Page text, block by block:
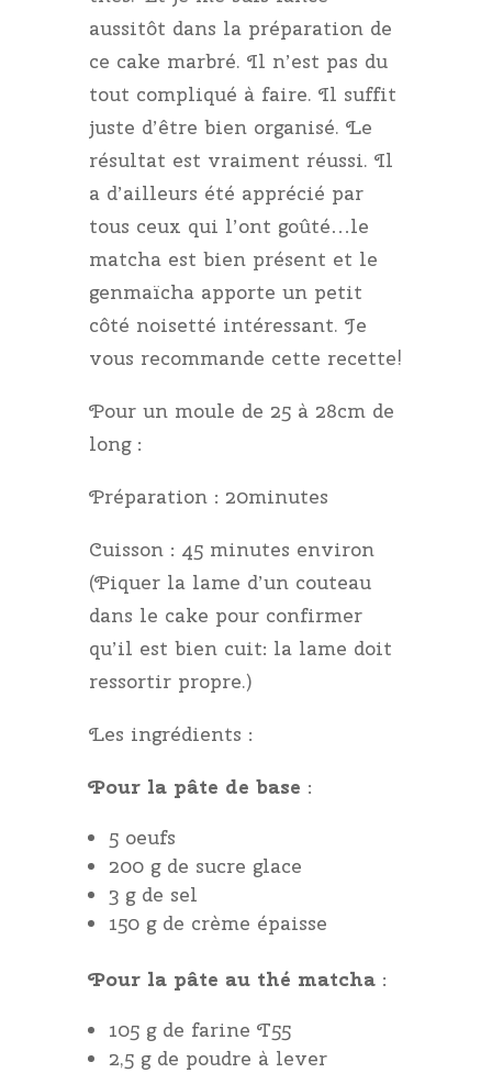
aussitôt dans la préparation de
ce cake marbré. Il n’est pas du
tout compliqué à faire. Il suffit
juste d’être bien organisé. Le
résultat est vraiment réussi. Il
a d’ailleurs été apprécié par
tous ceux qui l’ont goûté…le
matcha est bien présent et le
genmaïcha apporte un petit
côté noisetté intéressant. Je
vous recommande cette recette!
Pour un moule de 25 à 28cm de
long :
Préparation : 20minutes
Cuisson : 45 minutes environ
(Piquer la lame d’un couteau
dans le cake pour confirmer
qu’il est bien cuit: la lame doit
ressortir propre.)
Les ingrédients :
Pour la pâte de base :
5 oeufs
200 g de sucre glace
3 g de sel
150 g de crème épaisse
Pour la pâte au thé matcha:
105 g de farine T55
2,5 g de poudre à lever